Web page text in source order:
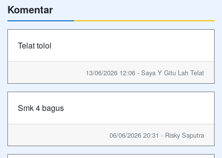
Komentar
Telat tolol
13/06/2026 12:06 - Saya Y Gitu Lah Telat
Smk 4 bagus
06/06/2026 20:31 - Risky Saputra